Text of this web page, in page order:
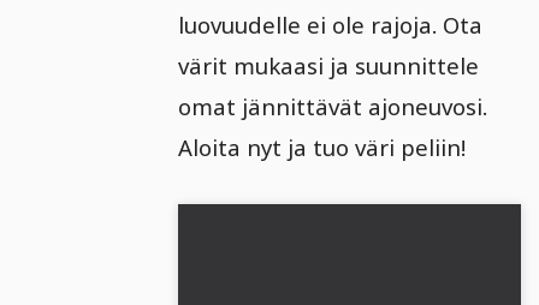
luovuudelle ei ole rajoja. Ota
värit mukaasi ja suunnittele
omat jännittävät ajoneuvosi.
Aloita nyt ja tuo väri peliin!